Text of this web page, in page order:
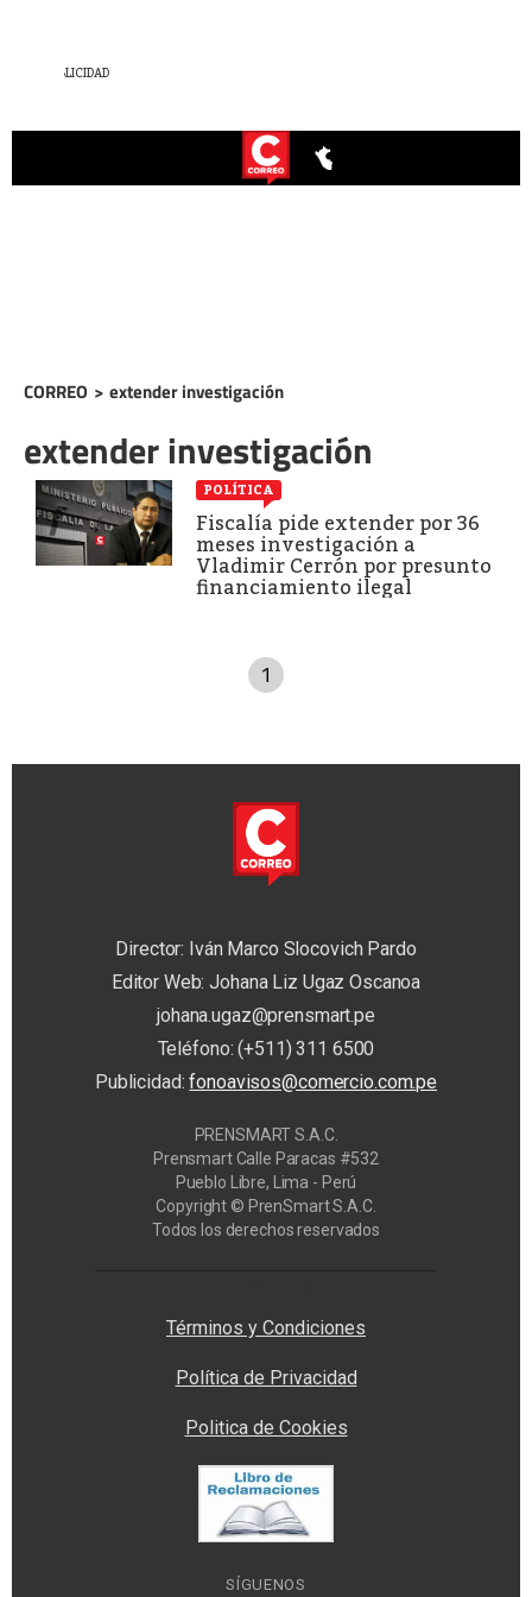
CORREO > extender investigación
extender investigación
POLÍTICA
Fiscalía pide extender por 36
meses investigación a
Vladimir Cerrón por presunto
financiamiento ilegal
1
Director: Iván Marco Slocovich Pardo
Editor Web: Johana Liz Ugaz Oscanoa
johana.ugaz@prensmart.pe
Teléfono: (+511) 311 6500
Publicidad:fonoavisos@comercio.com.pe
PRENSMART S.A.C.
Prensmart Calle Paracas #532
Pueblo Libre, Lima - Perú
Copyright © PrenSmart S.A.C.
Todos los derechos reservados
Términos y Condiciones
Política de Privacidad
Politica de Cookies
SÍGUENOS